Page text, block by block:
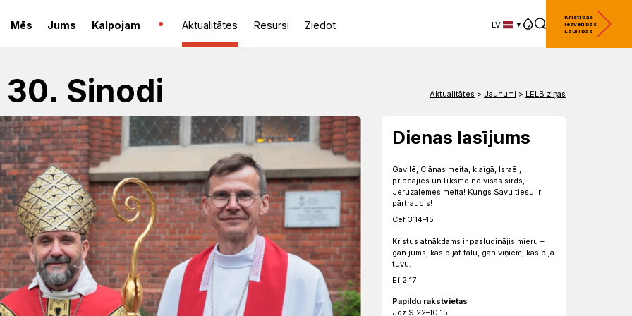
Mēs Jums Kalpojam Aktualitātes Resursi Ziedot
LV
Kristības
Iesvētības
Laulības
Sinodi Aktualitātes > Jaunumi > LELB ziņas
Dienas lasījums
Gavilē, Ciānas meita, klaigā, Israēl,
priecājies un līksmo no visas sirds,
Jeruzalemes meita! Kungs Savu tiesu ir
pārtraucis!
Cef 3:14–15
Kristus atnākdams ir pasludinājis mieru –
gan jums, kas bijāt tālu, gan viņiem, kas bija
tuvu.
Ef 2:17
Papildu rakstvietas
Joz 9:22–10:15